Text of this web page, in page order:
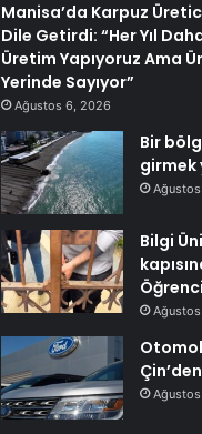
Manisa’da Karpuz
Dile Getirdi: “Her Yıl
Üretim Yapıyoruz Ama
Yerinde Sayıyor”
Ağustos 6, 2026
Bir
girmek
Bilgi